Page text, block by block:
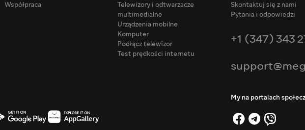
Współpraca
Telewizory i odtwarzacze
multimedialne
Urządzenia mobilne
Komputer
Podłącz telewizor
Test prędkości internetu
Skontaktuj się z nami
Pytania i odpowiedzi
+1 (347) 343
My na portalach